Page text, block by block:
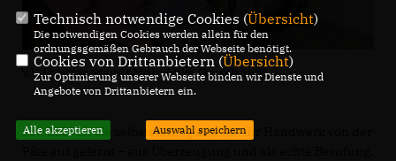
v.l. Thomas Staudt MdL, Anke Gutschmidt
Seit 2009 ist sie selbstständig und hat ihr Handwerk von der
Technisch notwendige Cookies (Übersicht)
Die notwendigen Cookies werden allein für den
ordnungsgemäßen Gebrauch der Webseite benötigt.
Cookies von Drittanbietern (Übersicht)
Zur Optimierung unserer Webseite binden wir Dienste und
Angebote von Drittanbietern ein.
Alle akzeptieren Auswahl speichern